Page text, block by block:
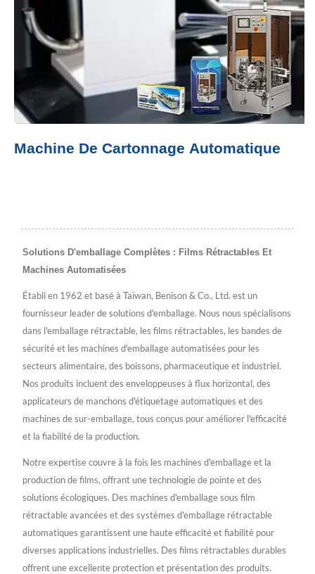
Machine De Cartonnage Automatique
Solutions D'emballage Complètes : Films Rétractables Et
Machines Automatisées
Établi en 1962 et basé à Taïwan, Benison & Co., Ltd. est un
fournisseur leader de solutions d'emballage. Nous nous spécialisons
dans l'emballage rétractable, les films rétractables, les bandes de
sécurité et les machines d'emballage automatisées pour les
secteurs alimentaire, des boissons, pharmaceutique et industriel.
Nos produits incluent des enveloppeuses à flux horizontal, des
applicateurs de manchons d'étiquetage automatiques et des
machines de sur-emballage, tous conçus pour améliorer l'efficacité
et la fiabilité de la production.
Notre expertise couvre à la fois les machines d'emballage et la
production de films, offrant une technologie de pointe et des
solutions écologiques. Des machines d'emballage sous film
rétractable avancées et des systèmes d'emballage rétractable
automatiques garantissent une haute efficacité et fiabilité pour
diverses applications industrielles. Des films rétractables durables
offrent une excellente protection et présentation des produits.